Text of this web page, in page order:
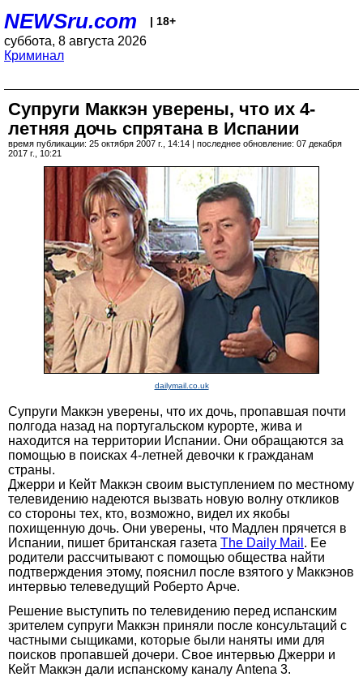
NEWSru.com | 18+
суббота, 8 августа 2026
Криминал
Супруги Маккэн уверены, что их 4-
летняя дочь спрятана в Испании
время публикации: 25 октября 2007 г., 14:14 | последнее обновление: 07 декабря
2017 г., 10:21
dailymail.co.uk
Супруги Маккэн уверены, что их дочь, пропавшая почти
полгода назад на португальском курорте, жива и
находится на территории Испании. Они обращаются за
помощью в поисках 4-летней девочки к гражданам
страны.
Джерри и Кейт Маккэн своим выступлением по местному
телевидению надеются вызвать новую волну откликов
со стороны тех, кто, возможно, видел их якобы
похищенную дочь. Они уверены, что Мадлен прячется в
Испании, пишет британская газета The Daily Mail . Ее
родители рассчитывают с помощью общества найти
подтверждения этому, пояснил после взятого у Маккэнов
интервью телеведущий Роберто Арче.
Решение выступить по телевидению перед испанским
зрителем супруги Маккэн приняли после консультаций с
частными сыщиками, которые были наняты ими для
поисков пропавшей дочери. Свое интервью Джерри и
Кейт Маккэн дали испанскому каналу Antena 3.